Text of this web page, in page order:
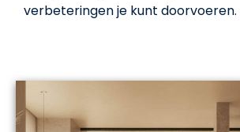
verbeteringen je kunt doorvoeren.